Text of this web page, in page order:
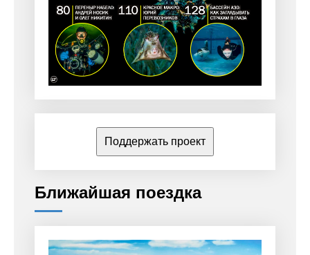
Поддержать проект
Ближайшая поездка